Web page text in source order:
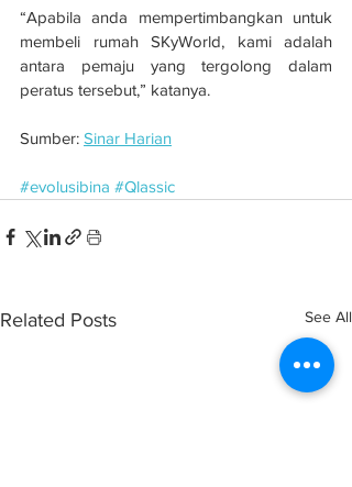
“Apabila anda mempertimbangkan untuk
membeli rumah SKyWorld, kami adalah
antara pemaju yang tergolong dalam
peratus tersebut,” katanya.
Sumber: Sinar Harian
#evolusibina #Qlassic
Related Posts See All